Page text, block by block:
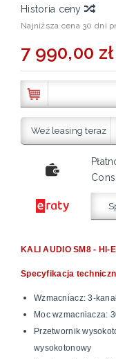
Historia ceny
Najniższa cena 30 dni
7 990,00 zł
Weź leasing teraz
KALI AUDIO SM8 - HI-
Specyfikacja
Wzmacniacz: 3-
Moc wzmacniacza:
Przetwornik
wysokotonowy